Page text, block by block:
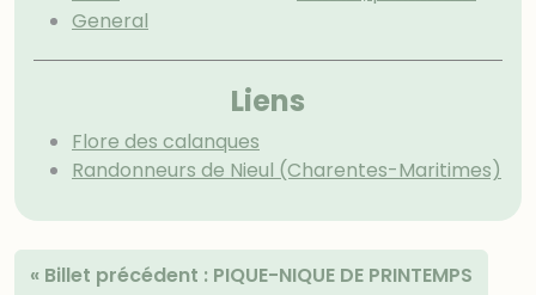
General
Liens
Flore des calanques
Randonneurs de Nieul (Charentes-Maritimes)
« Billet précédent : PIQUE-NIQUE DE PRINTEMPS